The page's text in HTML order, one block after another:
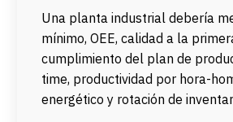
planta
Una planta industrial debería
mínimo, OEE, calidad a la
cumplimiento del plan de
time, productividad por hora-
energético y rotación de